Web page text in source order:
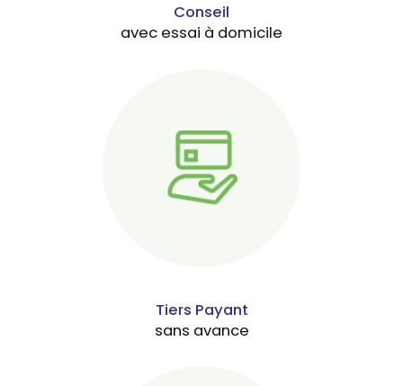
Conseil
avec essai à domicile
Tiers Payant
sans avance